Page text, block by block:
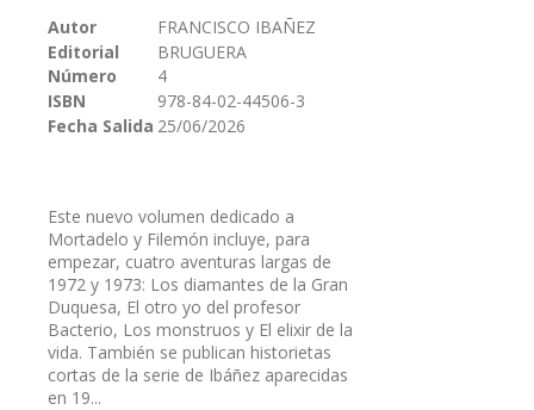
imágenes
Autor
FRANCISCO IBAÑEZ
Editorial
BRUGUERA
Número
4
ISBN
978-84-02-44506-3
Fecha Salida 25/06/2026
Este nuevo volumen dedicado a
Mortadelo y Filemón incluye, para
empezar, cuatro aventuras largas de
1972 y 1973: Los diamantes de la Gran
Duquesa, El otro yo del profesor
Bacterio, Los monstruos y El elixir de la
vida. También se publican historietas
cortas de la serie de Ibáñez aparecidas
en 19...